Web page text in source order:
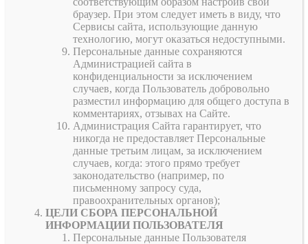
браузер. При этом следует иметь в виду, что
Сервисы сайта, использующие данную
технологию, могут оказаться недоступными.
Персональные данные сохраняются
Администрацией сайта в
конфиденциальности за исключением
случаев, когда Пользователь добровольно
разместил информацию для общего доступа в
комментариях, отзывах на Сайте.
Администрация Сайта гарантирует, что
никогда не предоставляет Персональные
данные третьим лицам, за исключением
случаев, когда: этого прямо требует
законодательство (например, по
письменному запросу суда,
правоохранительных органов);
ЦЕЛИ СБОРА ПЕРСОНАЛЬНОЙ
ИНФОРМАЦИИ ПОЛЬЗОВАТЕЛЯ
Персональные данные Пользователя